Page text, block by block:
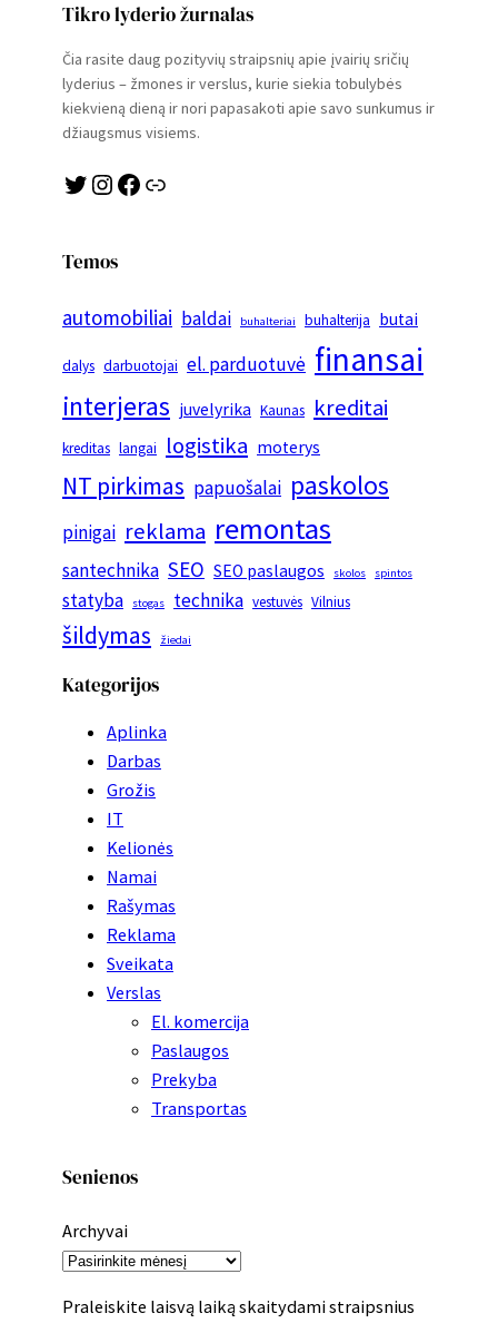
Tikro lyderio žurnalas
Čia rasite daug pozityvių straipsnių apie įvairių sričių
lyderius – žmones ir verslus, kurie siekia tobulybės
kiekvieną dieną ir nori papasakoti apie savo sunkumus ir
džiaugsmus visiems.
Twitter Instagram Facebook Link
Temos
automobiliai baldai buhalteriai buhalterija butai
dalys darbuotojai el. parduotuvė finansai
interjeras juvelyrika Kaunas kreditai
kreditas langai logistika moterys
NT pirkimas papuošalai paskolos
pinigai reklama remontas
santechnika SEO SEO paslaugos skolos spintos
statyba stogas technika vestuvės Vilnius
šildymas žiedai
Kategorijos
Aplinka
Darbas
Grožis
IT
Kelionės
Namai
Rašymas
Reklama
Sveikata
Verslas
El. komercija
Paslaugos
Prekyba
Transportas
Senienos
Archyvai
Praleiskite laisvą laiką skaitydami straipsnius